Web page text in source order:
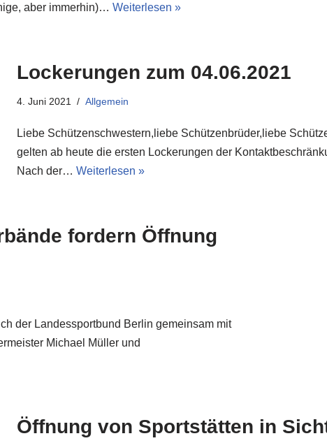
aber immerhin)… Weiterlesen »
Lockerungen zum 04.06.2021
4. Juni 2021 Allgemein
Liebe Schützenschwestern,liebe Schützenbrüder,liebe
gelten ab heute die ersten Lockerungen der
Nach der… Weiterlesen »
fordern Öffnung
der Landessportbund Berlin gemeinsam mit
Michael Müller und
Öffnung von Sportstätten in